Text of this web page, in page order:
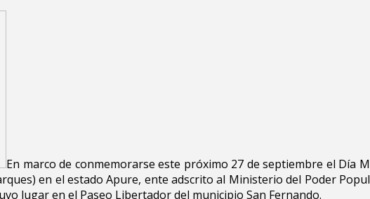
En marco de conmemorarse este próximo 27 de septiembre el Día
en el estado Apure, ente adscrito al Ministerio del Poder
lugar en el Paseo Libertador del municipio San Fernando.